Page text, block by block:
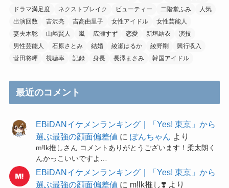
ドラマ満足度
ネクストブレイク ビューティー 二階堂ふみ
人気
出演回数
吉沢亮 吉高由里子 女性アイドル
女性芸能人
妻夫木聡
山﨑賢人 嵐 広瀬すず 恋愛 新垣結衣
演技
男性芸能人
石原さとみ 結婚 綾瀬はるか 綾野剛
興行収入
菅田将暉
視聴率 記録 身長 長澤まさみ 韓国アイドル
最近のコメント
EBiDANイケメンランキング｜「Yes! 東京」から
選ぶ最強の顔面偏差値 にぽんちゃん より
m!lk推しさん コメントありがとうございます！柔太朗く
んかっこいいですよ…
EBiDANイケメンランキング｜「Yes! 東京」から
選ぶ最強の顔面偏差値 に m!lk推し❣️ より